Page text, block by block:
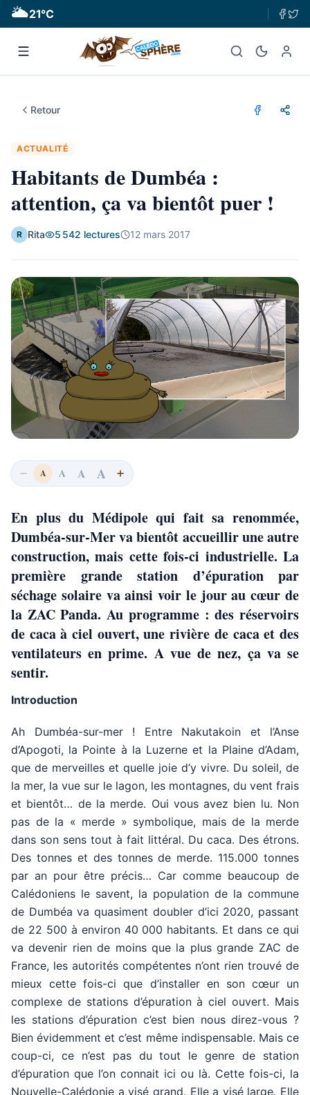
🌥21°C
Retour
ACTUALITÉ
Habitants de Dumbéa :
attention, ça va bientôt puer !
R Rita 5 542 lectures 12 mars 2017
A A A A
En plus du Médipole qui fait sa renommée,
Dumbéa-sur-Mer va bientôt accueillir une autre
construction, mais cette fois-ci industrielle. La
première grande station d’épuration par
séchage solaire va ainsi voir le jour au cœur de
la ZAC Panda. Au programme : des réservoirs
de caca à ciel ouvert, une rivière de caca et des
ventilateurs en prime. A vue de nez, ça va se
sentir.
Introduction
Ah Dumbéa-sur-mer ! Entre Nakutakoin et l’Anse
d’Apogoti, la Pointe à la Luzerne et la Plaine d’Adam,
que de merveilles et quelle joie d’y vivre. Du soleil, de
la mer, la vue sur le lagon, les montagnes, du vent frais
et bientôt… de la merde. Oui vous avez bien lu. Non
pas de la « merde » symbolique, mais de la merde
dans son sens tout à fait littéral. Du caca. Des étrons.
Des tonnes et des tonnes de merde. 115.000 tonnes
par an pour être précis… Car comme beaucoup de
Calédoniens le savent, la population de la commune
de Dumbéa va quasiment doubler d’ici 2020, passant
de 22 500 à environ 40 000 habitants. Et dans ce qui
va devenir rien de moins que la plus grande ZAC de
France, les autorités compétentes n’ont rien trouvé de
mieux cette fois-ci que d’installer en son cœur un
complexe de stations d’épuration à ciel ouvert. Mais
les stations d’épuration c’est bien nous direz-vous ?
Bien évidemment et c’est même indispensable. Mais ce
coup-ci, ce n’est pas du tout le genre de station
d’épuration que l’on connait ici ou là. Cette fois-ci, la
Nouvelle-Calédonie a visé grand. Elle a visé large. Elle